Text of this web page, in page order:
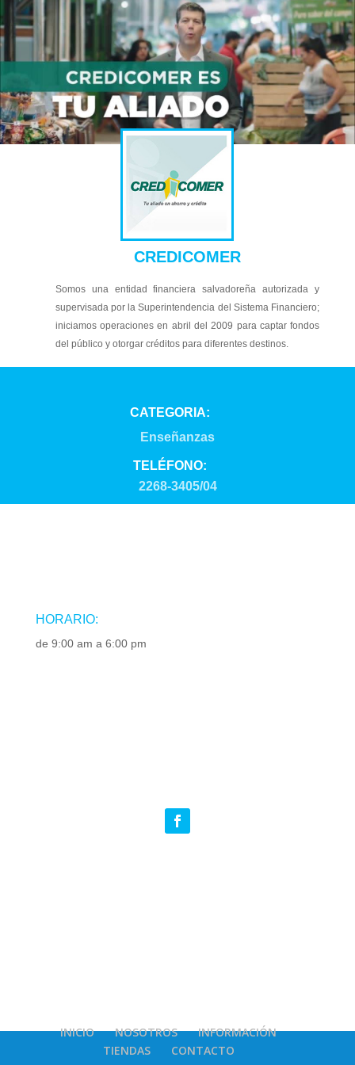
CREDICOMER
Somos una entidad financiera salvadoreña autorizada y
supervisada por la Superintendencia del Sistema Financiero;
iniciamos operaciones en abril del 2009 para captar fondos
del público y otorgar créditos para diferentes destinos.
CATEGORIA:
Enseñanzas
TELÉFONO:
2268-3405/04
HORARIO:
de 9:00 am a 6:00 pm
INICIO NOSOTROS
INFORMACIÓN
TIENDAS
CONTACTO